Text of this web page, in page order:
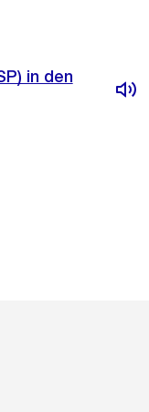
in den